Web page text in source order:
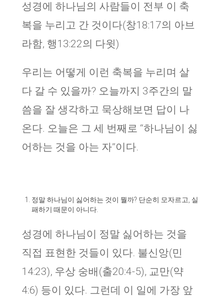
성경에 하나님의 사람들이 전부 이 축
복을 누리고 간 것이다(창18:17의 아브
라함, 행13:22의 다윗)
우리는 어떻게 이런 축복을 누리며 살
다 갈 수 있을까? 오늘까지 3주간의 말
씀을 잘 생각하고 묵상해보면 답이 나
온다. 오늘은 그 세 번째로 “하나님이 싫
어하는 것을 아는 자”이다.
정말 하나님이 싫어하는 것이 뭘까? 단순히 모자르고, 실
패하기 때문이 아니다.
성경에 하나님이 정말 싫어하는 것을
직접 표현한 것들이 있다. 불신앙(민
14:23), 우상 숭배(출20:4-5), 교만(약
4:6) 등이 있다. 그런데 이 일에 가장 앞